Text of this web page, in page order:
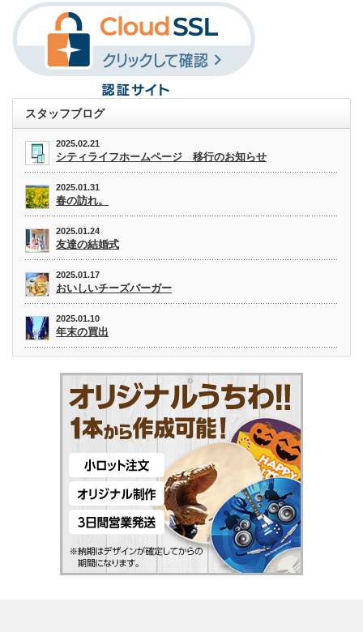
スタッフブログ
2025.02.21
シティライフホームページ 移行のお知らせ
2025.01.31
春の訪れ。
2025.01.24
友達の結婚式
2025.01.17
おいしいチーズバーガー
2025.01.10
年末の買出